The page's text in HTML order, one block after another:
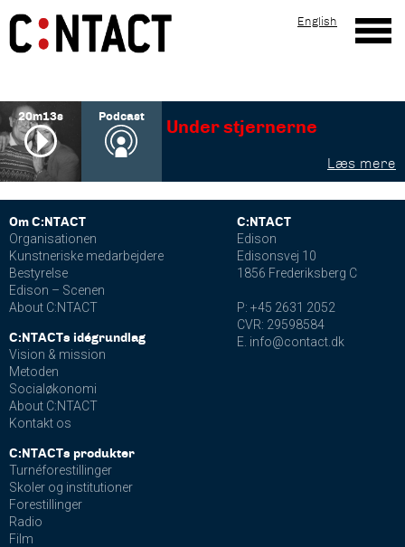
English
20m13s Podcast Under stjernerne
Om C:NTACT
Organisationen
Kunstneriske medarbejdere
Bestyrelse
Edison – Scenen
About C:NTACT
C:NTACTs idégrundlag
Vision & mission
Metoden
Socialøkonomi
About C:NTACT
Kontakt os
C:NTACTs produkter
Turnéforestillinger
Skoler og institutioner
Forestillinger
Radio
Film
C:NTACT
Edison
Edisonsvej 10
1856 Frederiksberg C
P: +45 2631 2052
CVR: 29598584
E. info@contact.dk